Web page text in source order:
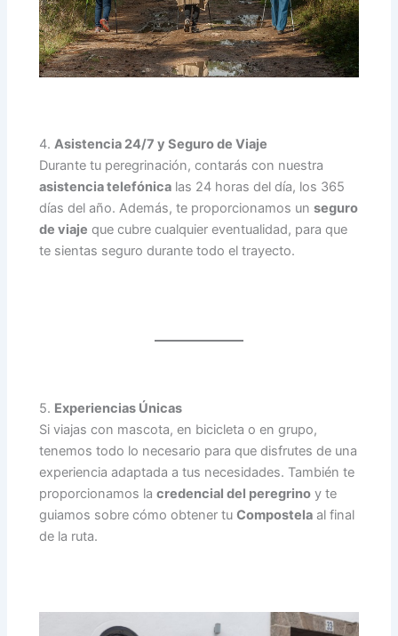
4.Asistencia 24/7 y Seguro de Viaje
Durante tu peregrinación, contarás con nuestra
asistencia telefónica las 24 horas del día, los 365
días del año. Además, te proporcionamos unseguro
de viaje que cubre cualquier eventualidad, para que
te sientas seguro durante todo el trayecto.
5. Experiencias Únicas
Si viajas con mascota, en bicicleta o en grupo,
tenemos todo lo necesario para que disfrutes de una
experiencia adaptada a tus necesidades. También te
proporcionamos lacredencial del peregrino y te
guiamos sobre cómo obtener tuCompostela al final
de la ruta.